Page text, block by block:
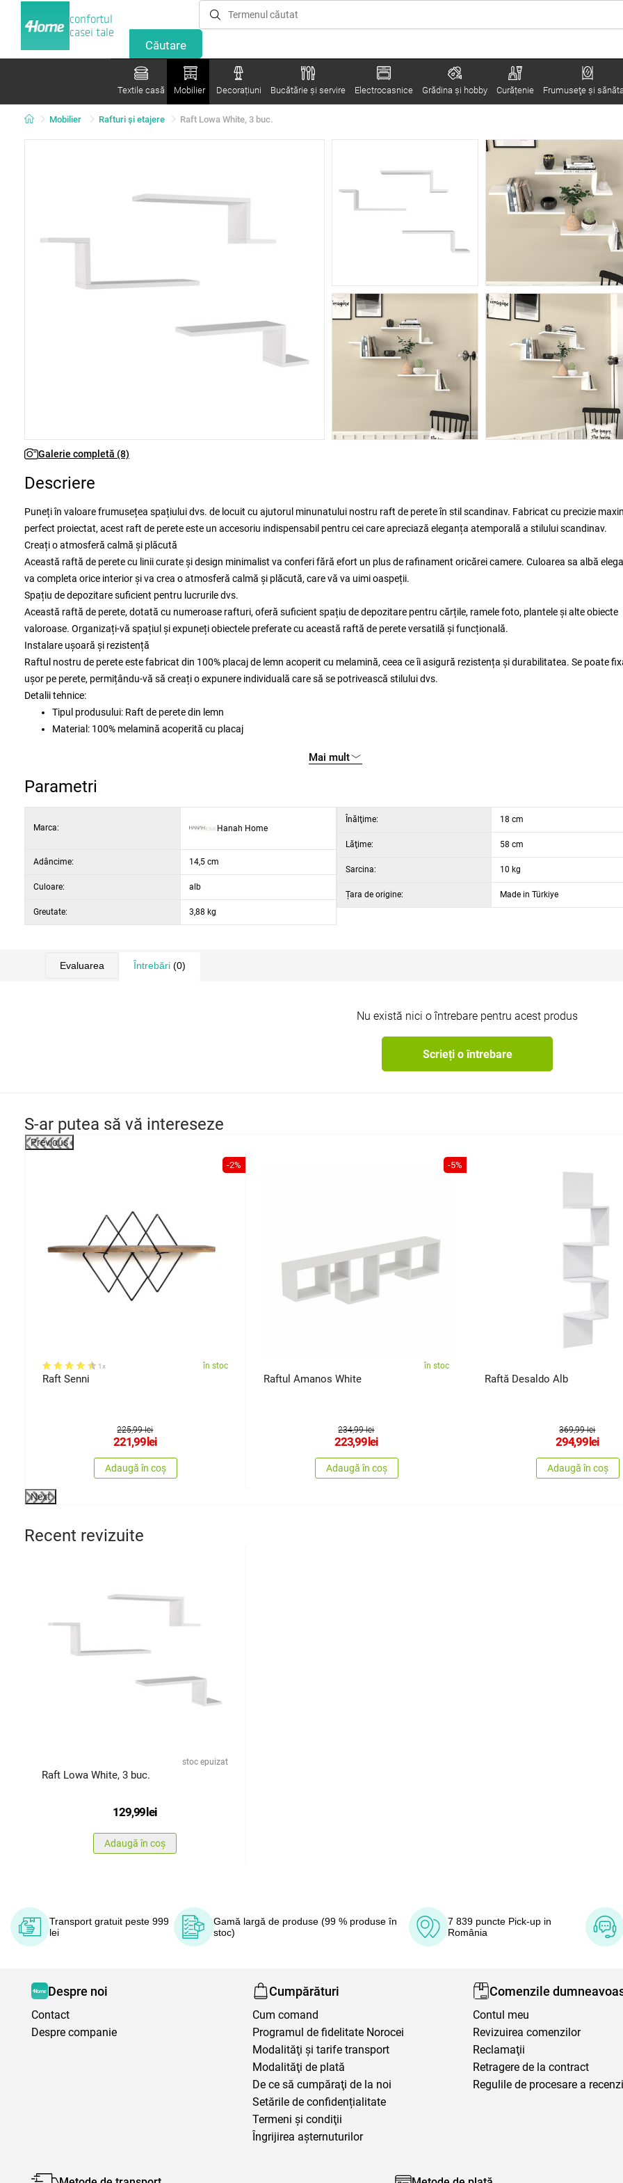
confortul
casei tale
Textile casă Mobilier Decorațiuni Bucătărie și servire Electrocasnice Grădina şi hobby Curățenie Frumuseţe şi
Mobilier Rafturi şi etajere Raft Lowa White, 3 buc.
Galerie completă (8)
Descriere
Puneți în valoare frumusețea spațiului dvs. de locuit cu ajutorul minunatului nostru raft de perete în stil scandinav. Fabricat cu precizie
perfect proiectat, acest raft de perete este un accesoriu indispensabil pentru cei care apreciază eleganța atemporală a stilului scandinav.
Creați o atmosferă calmă și plăcută
Această raftă de perete cu linii curate și design minimalist va conferi fără efort un plus de rafinament oricărei camere. Culoarea sa albă
va completa orice interior și va crea o atmosferă calmă și plăcută, care vă va uimi oaspeții.
Spațiu de depozitare suficient pentru lucrurile dvs.
Această raftă de perete, dotată cu numeroase rafturi, oferă suficient spațiu de depozitare pentru cărțile, ramele foto, plantele și alte obiecte
valoroase. Organizați-vă spațiul și expuneți obiectele preferate cu această raftă de perete versatilă și funcțională.
Instalare ușoară și rezistență
Raftul nostru de perete este fabricat din 100% placaj de lemn acoperit cu melamină, ceea ce îi asigură rezistența și durabilitatea. Se poate
ușor pe perete, permițându-vă să creați o expunere individuală care să se potrivească stilului dvs.
Detalii tehnice:
Tipul produsului: Raft de perete din lemn
Material: 100% melamină acoperită cu placaj
Înălțime: 18 cm
Adâncime: 14,5 cm (3 bucăți)
Mai mult
Parametri
Marca: Hanah Home
Adâncime: 14,5 cm
Culoare: alb
Greutate: 3,88 kg
Înălţime: 18 cm
Lăţime: 58 cm
Sarcina: 10 kg
Țara de origine: Made in Türkiye
Evaluarea Întrebări (0)
Nu există nici o întrebare pentru acest produs
Scrieți o întrebare
S-ar putea să vă intereseze
Previous
-2%
1x în stoc
Raft Senni
225,99 lei
221,99lei
Adaugă în coș
-5%
în stoc
Raftul Amanos White
234,99 lei
223,99lei
Adaugă în coș
Raftă Desaldo Alb
369,99 lei
294,99lei
Adaugă în coș
Next
Recent revizuite
stoc epuizat
Raft Lowa White, 3 buc.
129,99lei
Adaugă în coș
Transport gratuit peste 999
lei
Gamă largă de produse (99 % produse în
stoc)
7 839 puncte Pick-up in
România
Despre noi
Contact
Despre companie
Cumpărături
Cum comand
Programul de fidelitate Norocei
Modalităţi şi tarife transport
Modalităţi de plată
De ce să cumpăraţi de la noi
Setările de confidențialitate
Termeni şi condiţii
Îngrijirea așternuturilor
Comenzile
Contul meu
Revizuirea comenzilor
Reclamaţii
Retragere de la contract
Regulile de procesare a